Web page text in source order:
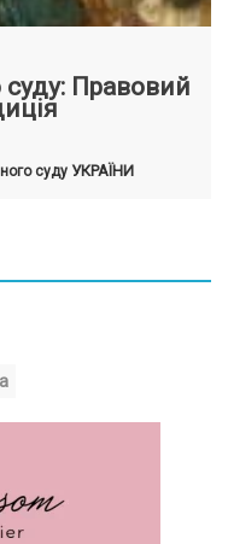
суду: Правовий
суду УКРАЇНИ